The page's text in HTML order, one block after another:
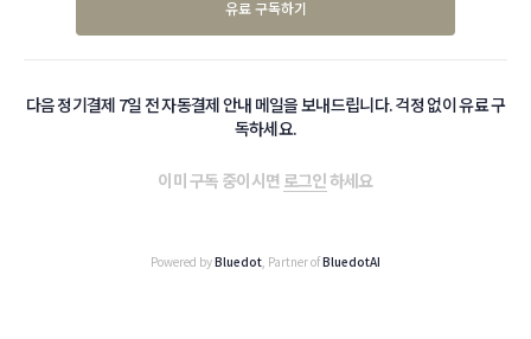
유료 구독하기
다음 정기결제 7일 전 자동결제 안내 메일을 보내드립니다. 걱정 없이 유료 구
독하세요.
이미 구독 중이시면 로그인하세요
Powered byBluedot , Partner ofBluedotAI